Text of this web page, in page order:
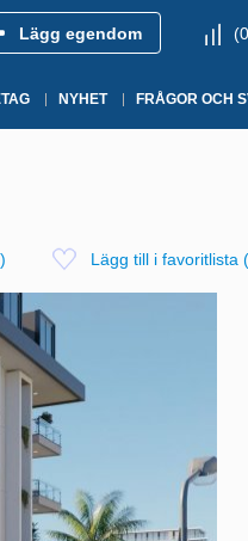
Lägg egendom (0
NYHET FRÅGOR OCH
) Lägg till i favoritlista (